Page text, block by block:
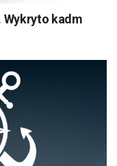
Wykryto kadm